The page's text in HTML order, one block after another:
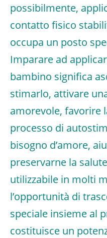
possibilmente,
contatto fisico
occupa un posto
Imparare ad
bambino significa
stimarlo, attivare
amorevole, favorire
processo di
bisogno d’amore,
preservarne la
utilizzabile in molti
l’opportunità di
speciale insieme al
costituisce un